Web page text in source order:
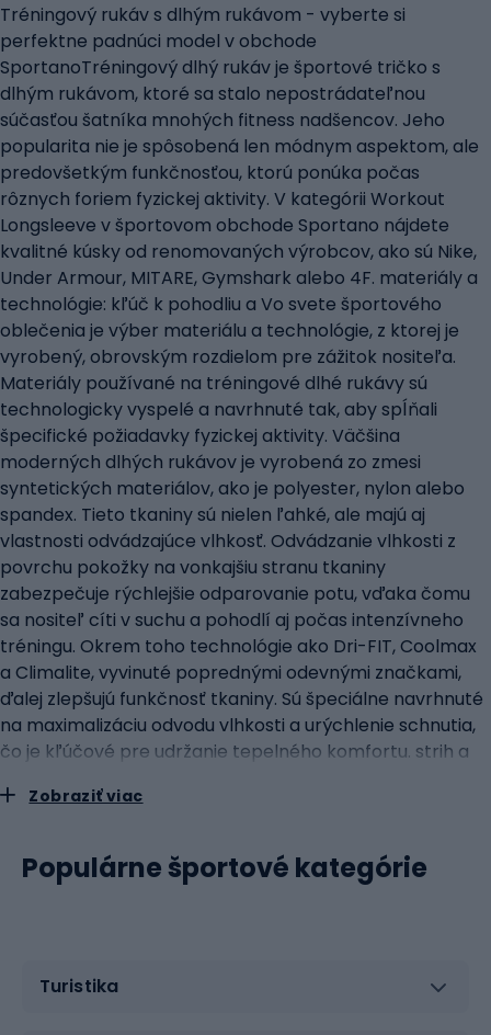
Tréningový rukáv s dlhým rukávom - vyberte si
perfektne padnúci model v obchode
SportanoTréningový dlhý rukáv je športové tričko s
dlhým rukávom, ktoré sa stalo nepostrádateľnou
súčasťou šatníka mnohých fitness nadšencov. Jeho
popularita nie je spôsobená len módnym aspektom, ale
predovšetkým funkčnosťou, ktorú ponúka počas
rôznych foriem fyzickej aktivity. V kategórii Workout
Longsleeve v športovom obchode Sportano nájdete
kvalitné kúsky od renomovaných výrobcov, ako sú Nike,
Under Armour, MITARE, Gymshark alebo 4F. materiály a
technológie: kľúč k pohodliu a Vo svete športového
oblečenia je výber materiálu a technológie, z ktorej je
vyrobený, obrovským rozdielom pre zážitok nositeľa.
Materiály používané na tréningové dlhé rukávy sú
technologicky vyspelé a navrhnuté tak, aby spĺňali
špecifické požiadavky fyzickej aktivity. Väčšina
moderných dlhých rukávov je vyrobená zo zmesi
syntetických materiálov, ako je polyester, nylon alebo
spandex. Tieto tkaniny sú nielen ľahké, ale majú aj
vlastnosti odvádzajúce vlhkosť. Odvádzanie vlhkosti z
povrchu pokožky na vonkajšiu stranu tkaniny
zabezpečuje rýchlejšie odparovanie potu, vďaka čomu
sa nositeľ cíti v suchu a pohodlí aj počas intenzívneho
tréningu. Okrem toho technológie ako Dri-FIT, Coolmax
a Climalite, vyvinuté poprednými odevnými značkami,
ďalej zlepšujú funkčnosť tkaniny. Sú špeciálne navrhnuté
na maximalizáciu odvodu vlhkosti a urýchlenie schnutia,
čo je kľúčové pre udržanie tepelného komfortu. strih a
tréningových tričkách nie je len otázkou štýlu, ale
rukáva môže výrazne ovplyvniť kvalitu tréningu. Dlhý
rukáv poskytuje dodatočnú ochranu ramien a predlaktia,
drobnými odreninami. Pružnosť materiálu a správny strih
Zobraziť viac
Populárne športové kategórie
Turistika